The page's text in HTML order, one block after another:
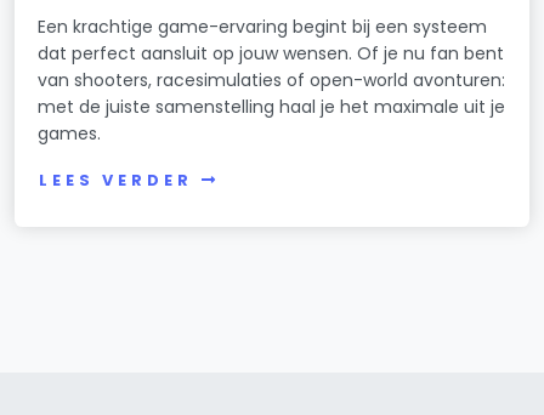
Een krachtige game-ervaring begint bij een systeem
dat perfect aansluit op jouw wensen. Of je nu fan bent
van shooters, racesimulaties of open-world avonturen:
met de juiste samenstelling haal je het maximale uit je
games.
LEES VERDER